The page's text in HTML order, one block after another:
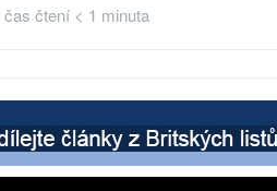
čas čtení < 1 minuta